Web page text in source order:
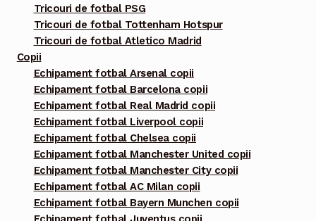
Tricouri de fotbal PSG
Tricouri de fotbal Tottenham Hotspur
Tricouri de fotbal Atletico Madrid
Copii
Echipament fotbal Arsenal copii
Echipament fotbal Barcelona copii
Echipament fotbal Real Madrid copii
Echipament fotbal Liverpool copii
Echipament fotbal Chelsea copii
Echipament fotbal Manchester United copii
Echipament fotbal Manchester City copii
Echipament fotbal AC Milan copii
Echipament fotbal Bayern Munchen copii